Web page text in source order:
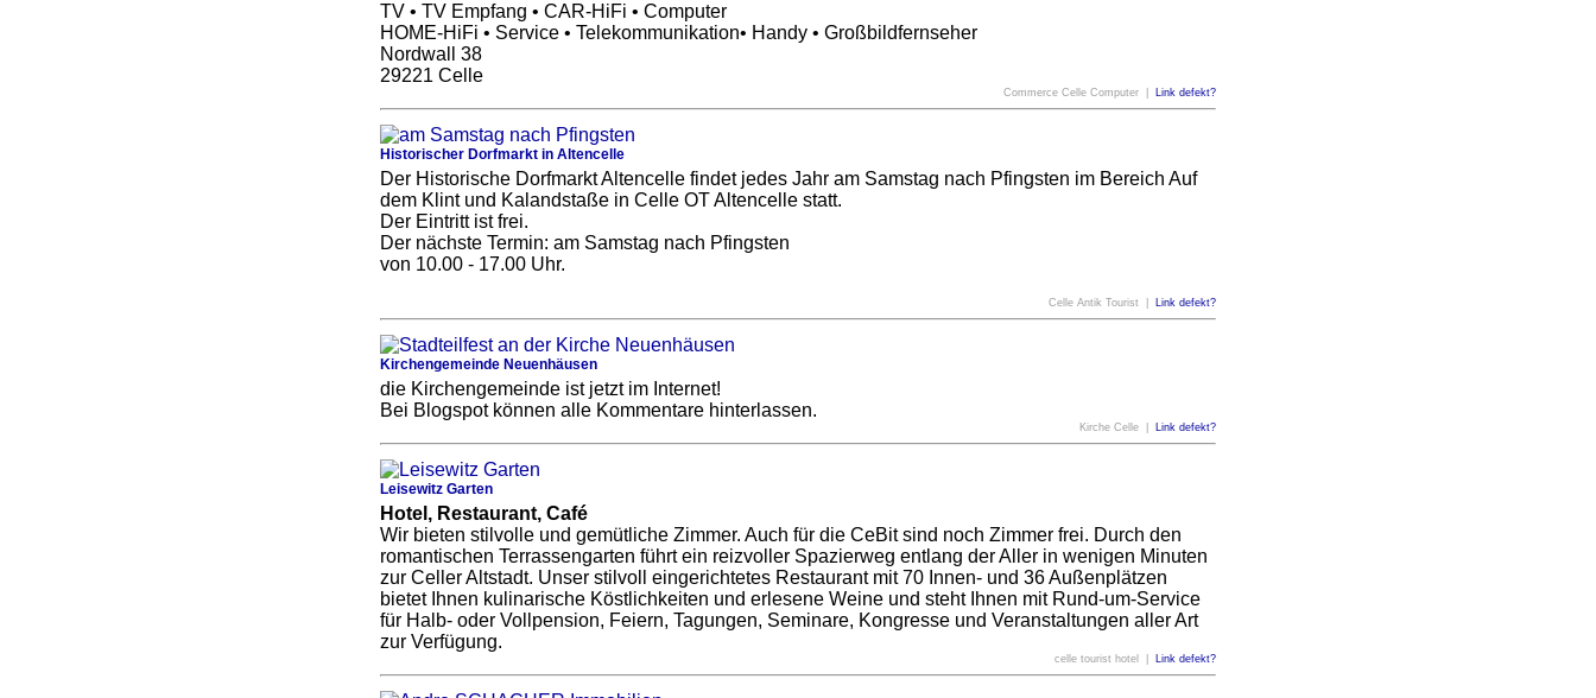
TV • TV Empfang • CAR-HiFi • Computer
HOME-HiFi • Service • Telekommunikation• Handy • Großbildfernseher
Nordwall 38
29221 Celle
Commerce Celle Computer | Link defekt?
Historischer Dorfmarkt in Altencelle
Der Historische Dorfmarkt Altencelle findet jedes Jahr am Samstag nach Pfingsten im Bereich Auf
dem Klint und Kalandstaße in Celle OT Altencelle statt.
Der Eintritt ist frei.
Der nächste Termin: am Samstag nach Pfingsten
von 10.00 - 17.00 Uhr.
Celle Antik Tourist | Link defekt?
Kirchengemeinde Neuenhäusen
die Kirchengemeinde ist jetzt im Internet!
Bei Blogspot können alle Kommentare hinterlassen.
Kirche Celle | Link defekt?
Leisewitz Garten
Hotel, Restaurant, Café
Wir bieten stilvolle und gemütliche Zimmer. Auch für die CeBit sind noch Zimmer frei. Durch den
romantischen Terrassengarten führt ein reizvoller Spazierweg entlang der Aller in wenigen Minuten
zur Celler Altstadt. Unser stilvoll eingerichtetes Restaurant mit 70 Innen- und 36 Außenplätzen
bietet Ihnen kulinarische Köstlichkeiten und erlesene Weine und steht Ihnen mit Rund-um-Service
für Halb- oder Vollpension, Feiern, Tagungen, Seminare, Kongresse und Veranstaltungen aller Art
zur Verfügung.
celle tourist hotel | Link defekt?